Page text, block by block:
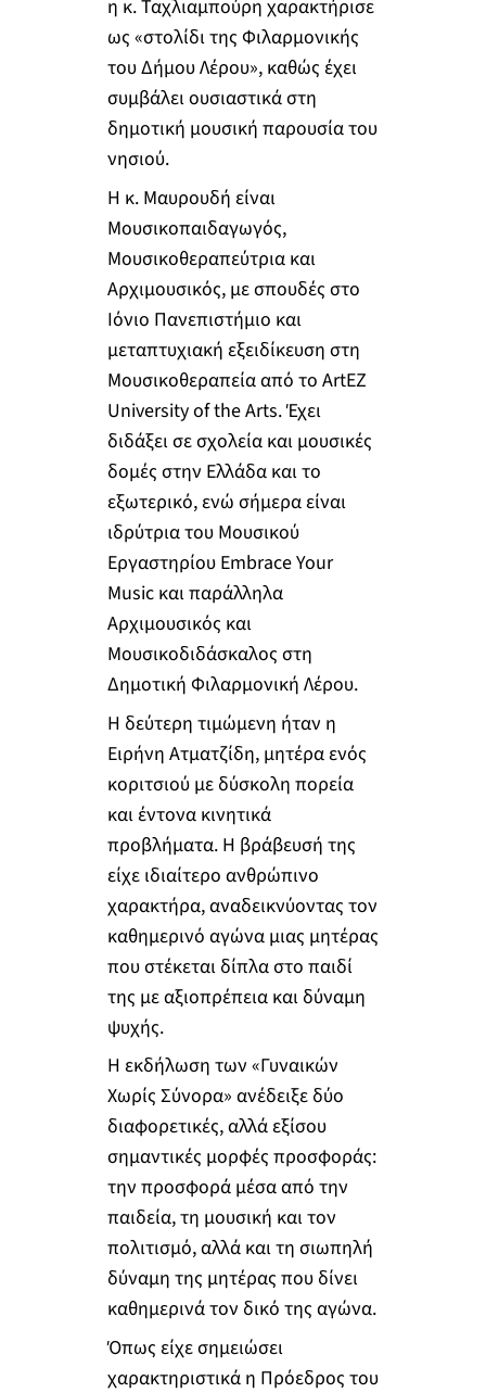
η κ. Ταχλιαμπούρη χαρακτήρισε
ως «στολίδι της Φιλαρμονικής
του Δήμου Λέρου», καθώς έχει
συμβάλει ουσιαστικά στη
δημοτική μουσική παρουσία του
νησιού.
Η κ. Μαυρουδή είναι
Μουσικοπαιδαγωγός,
Μουσικοθεραπεύτρια και
Αρχιμουσικός, με σπουδές στο
Ιόνιο Πανεπιστήμιο και
μεταπτυχιακή εξειδίκευση στη
Μουσικοθεραπεία από το ArtEZ
University of the Arts. Έχει
διδάξει σε σχολεία και μουσικές
δομές στην Ελλάδα και το
εξωτερικό, ενώ σήμερα είναι
ιδρύτρια του Μουσικού
Εργαστηρίου Embrace Your
Music και παράλληλα
Αρχιμουσικός και
Μουσικοδιδάσκαλος στη
Δημοτική Φιλαρμονική Λέρου.
Η δεύτερη τιμώμενη ήταν η
Ειρήνη Ατματζίδη, μητέρα ενός
κοριτσιού με δύσκολη πορεία
και έντονα κινητικά
προβλήματα. Η βράβευσή της
είχε ιδιαίτερο ανθρώπινο
χαρακτήρα, αναδεικνύοντας τον
καθημερινό αγώνα μιας μητέρας
που στέκεται δίπλα στο παιδί
της με αξιοπρέπεια και δύναμη
ψυχής.
Η εκδήλωση των «Γυναικών
Χωρίς Σύνορα» ανέδειξε δύο
διαφορετικές, αλλά εξίσου
σημαντικές μορφές προσφοράς:
την προσφορά μέσα από την
παιδεία, τη μουσική και τον
πολιτισμό, αλλά και τη σιωπηλή
δύναμη της μητέρας που δίνει
καθημερινά τον δικό της αγώνα.
Όπως είχε σημειώσει
χαρακτηριστικά η Πρόεδρος του